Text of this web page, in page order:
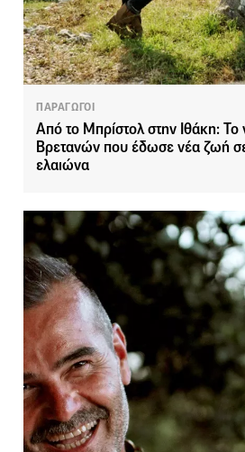
ΠΑΡΑΓΩΓΟΙ
Από το Μπρίστολ στην Ιθάκη: Το
Βρετανών που έδωσε νέα ζωή
ελαιώνα